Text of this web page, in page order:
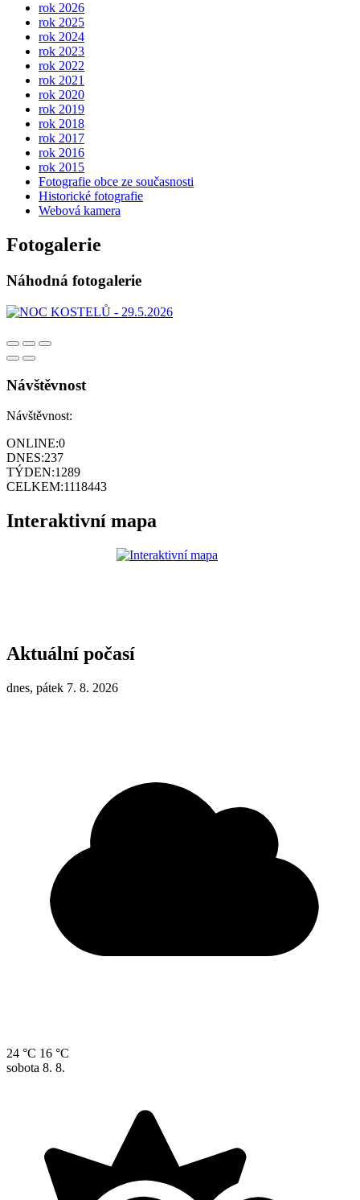
rok 2026
rok 2025
rok 2024
rok 2023
rok 2022
rok 2021
rok 2020
rok 2019
rok 2018
rok 2017
rok 2016
rok 2015
Fotografie obce ze současnosti
Historické fotografie
Webová kamera
Fotogalerie
Náhodná fotogalerie
Návštěvnost
Návštěvnost:
ONLINE:0
DNES:237
TÝDEN:1289
CELKEM:1118443
Interaktivní mapa
Aktuální počasí
dnes, pátek 7. 8. 2026
24 °C 16 °C
sobota 8. 8.